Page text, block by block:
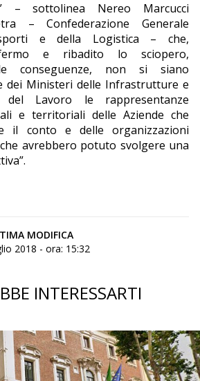
– sottolinea Nereo Marcucci
– Confederazione Generale
e della Logistica – che,
e ribadito lo sciopero,
le conseguenze, non si siano
dei Ministeri delle Infrastrutture e
Lavoro le rappresentanze
e territoriali delle Aziende che
il conto e delle organizzazioni
avrebbero potuto svolgere una
MODIFICA
2018 - ora: 15:32
INTERESSARTI